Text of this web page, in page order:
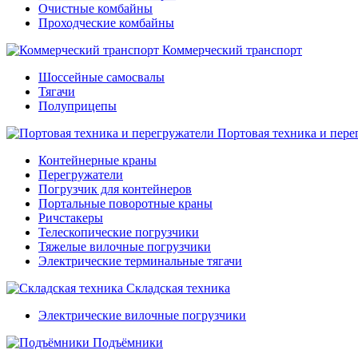
Очистные комбайны
Проходческие комбайны
Коммерческий транспорт
Шоссейные самосвалы
Тягачи
Полуприцепы
Портовая техника и
Контейнерные краны
Перегружатели
Погрузчик для контейнеров
Портальные поворотные краны
Ричстакеры
Телескопические погрузчики
Тяжелые вилочные погрузчики
Электрические терминальные тягачи
Складская техника
Электрические вилочные погрузчики
Подъёмники